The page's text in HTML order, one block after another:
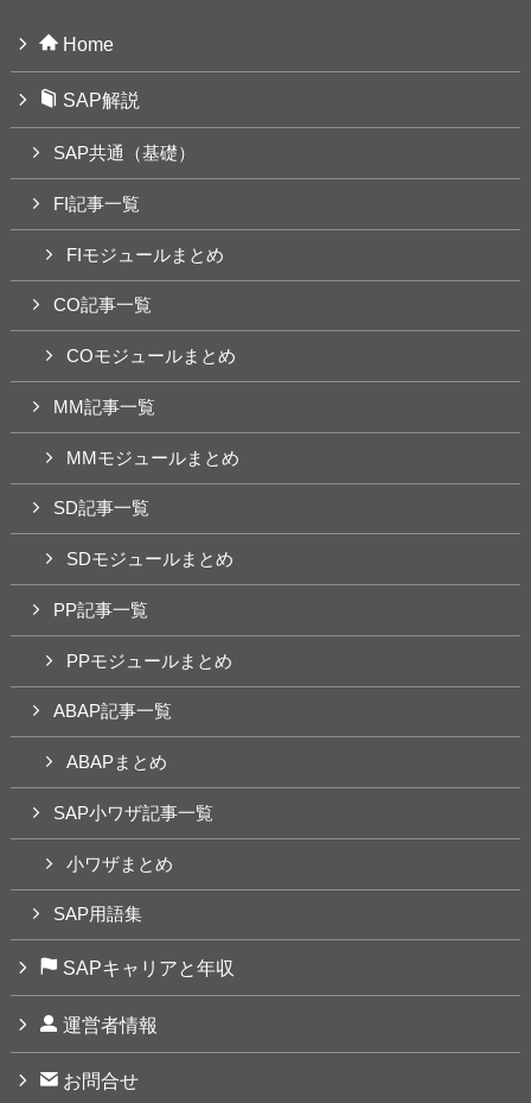
Home
SAP解説
SAP共通（基礎）
FI記事一覧
FIモジュールまとめ
CO記事一覧
COモジュールまとめ
MM記事一覧
MMモジュールまとめ
SD記事一覧
SDモジュールまとめ
PP記事一覧
PPモジュールまとめ
ABAP記事一覧
ABAPまとめ
SAP小ワザ記事一覧
小ワザまとめ
SAP用語集
SAPキャリアと年収
運営者情報
お問合せ